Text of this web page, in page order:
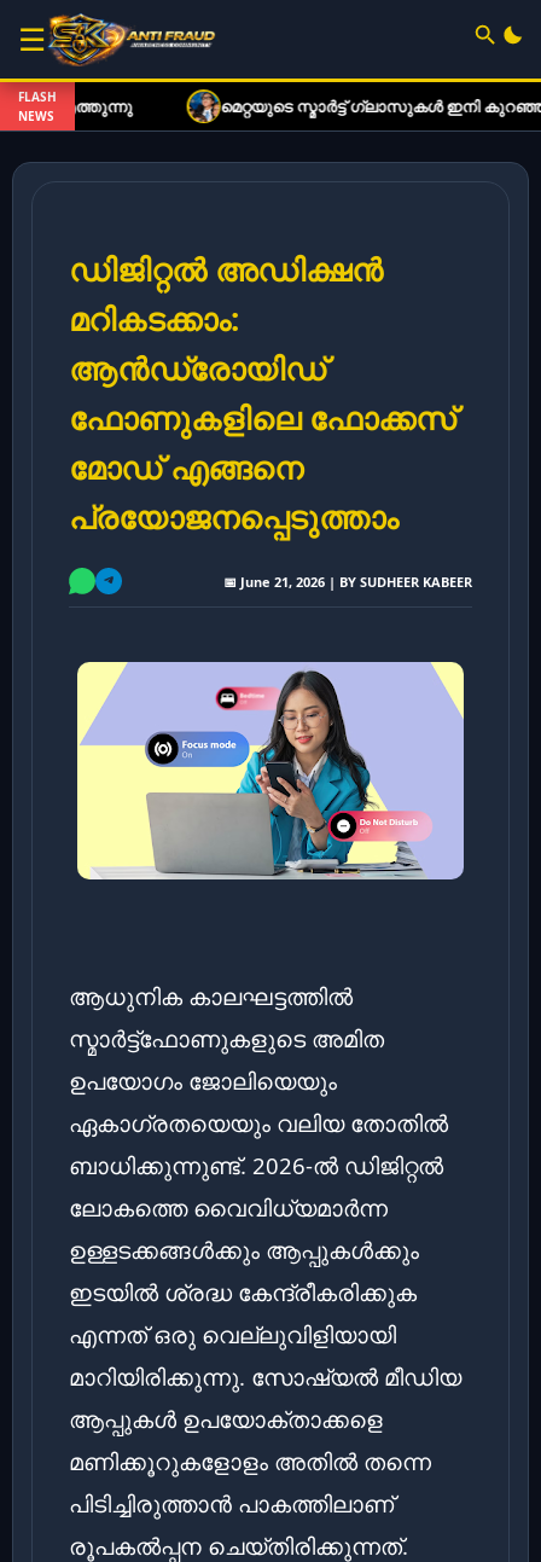
☰
FLASH
NEWS
മെറ്റയുടെ സ്മാർട്ട് ഗ്ലാസുകൾ ഇനി കുറഞ്ഞ നിരക്കിൽ;
ഡിജിറ്റൽ അഡിക്ഷൻ
മറികടക്കാം:
ആൻഡ്രോയിഡ്
ഫോണുകളിലെ ഫോക്കസ്
മോഡ് എങ്ങനെ
പ്രയോജനപ്പെടുത്താം
📅 June 21, 2026 | BY SUDHEER KABEER
ആധുനിക കാലഘട്ടത്തിൽ
സ്മാർട്ട്ഫോണുകളുടെ അമിത
ഉപയോഗം ജോലിയെയും
ഏകാഗ്രതയെയും വലിയ തോതിൽ
ബാധിക്കുന്നുണ്ട്. 2026-ൽ ഡിജിറ്റൽ
ലോകത്തെ വൈവിധ്യമാർന്ന
ഉള്ളടക്കങ്ങൾക്കും ആപ്പുകൾക്കും
ഇടയിൽ ശ്രദ്ധ കേന്ദ്രീകരിക്കുക
എന്നത് ഒരു വെല്ലുവിളിയായി
മാറിയിരിക്കുന്നു. സോഷ്യൽ മീഡിയ
ആപ്പുകൾ ഉപയോക്താക്കളെ
മണിക്കൂറുകളോളം അതിൽ തന്നെ
പിടിച്ചിരുത്താൻ പാകത്തിലാണ്
രൂപകൽപ്പന ചെയ്തിരിക്കുന്നത്.